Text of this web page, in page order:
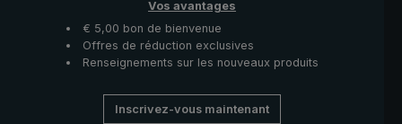
Vos avantages
€ 5,00 bon de bienvenue
Offres de réduction exclusives
Renseignements sur les nouveaux produits
Inscrivez-vous maintenant